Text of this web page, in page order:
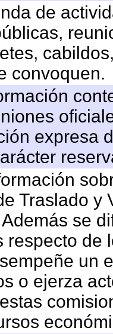
de
convoquen.
expresa
Traslado y
se
respecto de
un
o ejerza